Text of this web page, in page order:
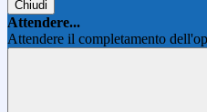
Chiudi
Attendere...
Attendere il completamento